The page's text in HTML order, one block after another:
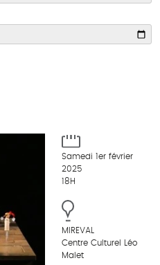
Samedi 1er février
2025
18H
MIREVAL
Centre Culturel Léo
Malet